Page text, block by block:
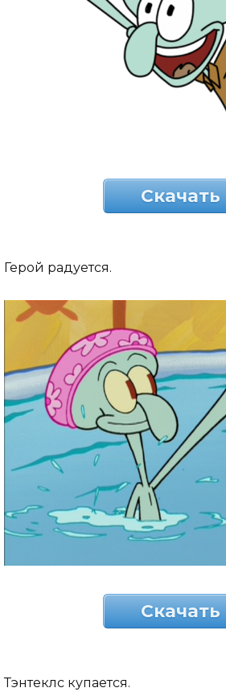
Скачать
Герой радуется.
Скачать
Тэнтеклс купается.